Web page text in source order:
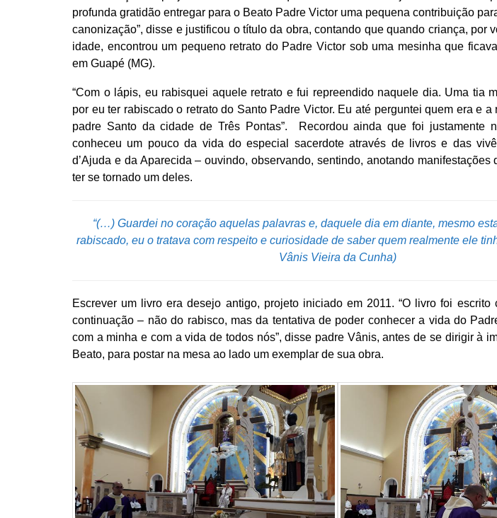
profunda gratidão entregar para o Beato Padre Victor uma pequena contribuição
canonização”, disse e justificou o título da obra, contando que quando criança, por
idade, encontrou um pequeno retrato do Padre Victor sob uma mesinha que
em Guapé (MG).
“Com o lápis, eu rabisquei aquele retrato e fui repreendido naquele dia. Uma tia
por eu ter rabiscado o retrato do Santo Padre Victor. Eu até perguntei quem era e a
padre Santo da cidade de Três Pontas”. Recordou ainda que foi justamente
conheceu um pouco da vida do especial sacerdote através de livros e das
d’Ajuda e da Aparecida – ouvindo, observando, sentindo, anotando manifestações
ter se tornado um deles.
“(…) Guardei no coração aquelas palavras e, daquele dia em diante, mesmo
rabiscado, eu o tratava com respeito e curiosidade de saber quem realmente ele
Vânis Vieira da Cunha)
Escrever um livro era desejo antigo, projeto iniciado em 2011. “O livro foi escrito
continuação – não do rabisco, mas da tentativa de poder conhecer a vida do
com a minha e com a vida de todos nós”, disse padre Vânis, antes de se dirigir à
Beato, para postar na mesa ao lado um exemplar de sua obra.